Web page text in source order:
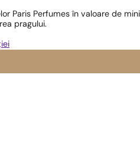
Paris Perfumes în valoare de
pragului.